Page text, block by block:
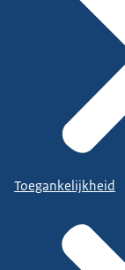
Toegankelijkheid